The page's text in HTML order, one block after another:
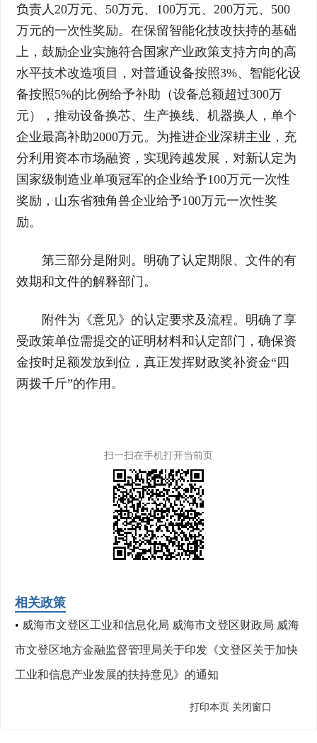
负责人20万元、50万元、100万元、200万元、500
万元的一次性奖励。在保留智能化技改扶持的基础
上，鼓励企业实施符合国家产业政策支持方向的高
水平技术改造项目，对普通设备按照3%、智能化设
备按照5%的比例给予补助（设备总额超过300万
元），推动设备换芯、生产换线、机器换人，单个
企业最高补助2000万元。为推进企业深耕主业，充
分利用资本市场融资，实现跨越发展，对新认定为
国家级制造业单项冠军的企业给予100万元一次性
奖励，山东省独角兽企业给予100万元一次性奖
励。
第三部分是附则。明确了认定期限、文件的有
效期和文件的解释部门。
附件为《意见》的认定要求及流程。明确了享
受政策单位需提交的证明材料和认定部门，确保资
金按时足额发放到位，真正发挥财政奖补资金“四
两拨千斤”的作用。
扫一扫在手机打开当前页
相关政策
• 威海市文登区工业和信息化局 威海市文登区财政局 威海
市文登区地方金融监督管理局关于印发《文登区关于加快
工业和信息产业发展的扶持意见》的通知
打印本页 关闭窗口